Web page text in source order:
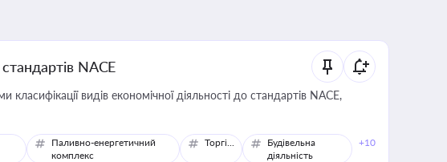
NACE
класифікації видів економічної діяльності до стандартів NACE,
Паливно-енергетичний
комплекс
Торгівля
Будівельна
діяльність
+10